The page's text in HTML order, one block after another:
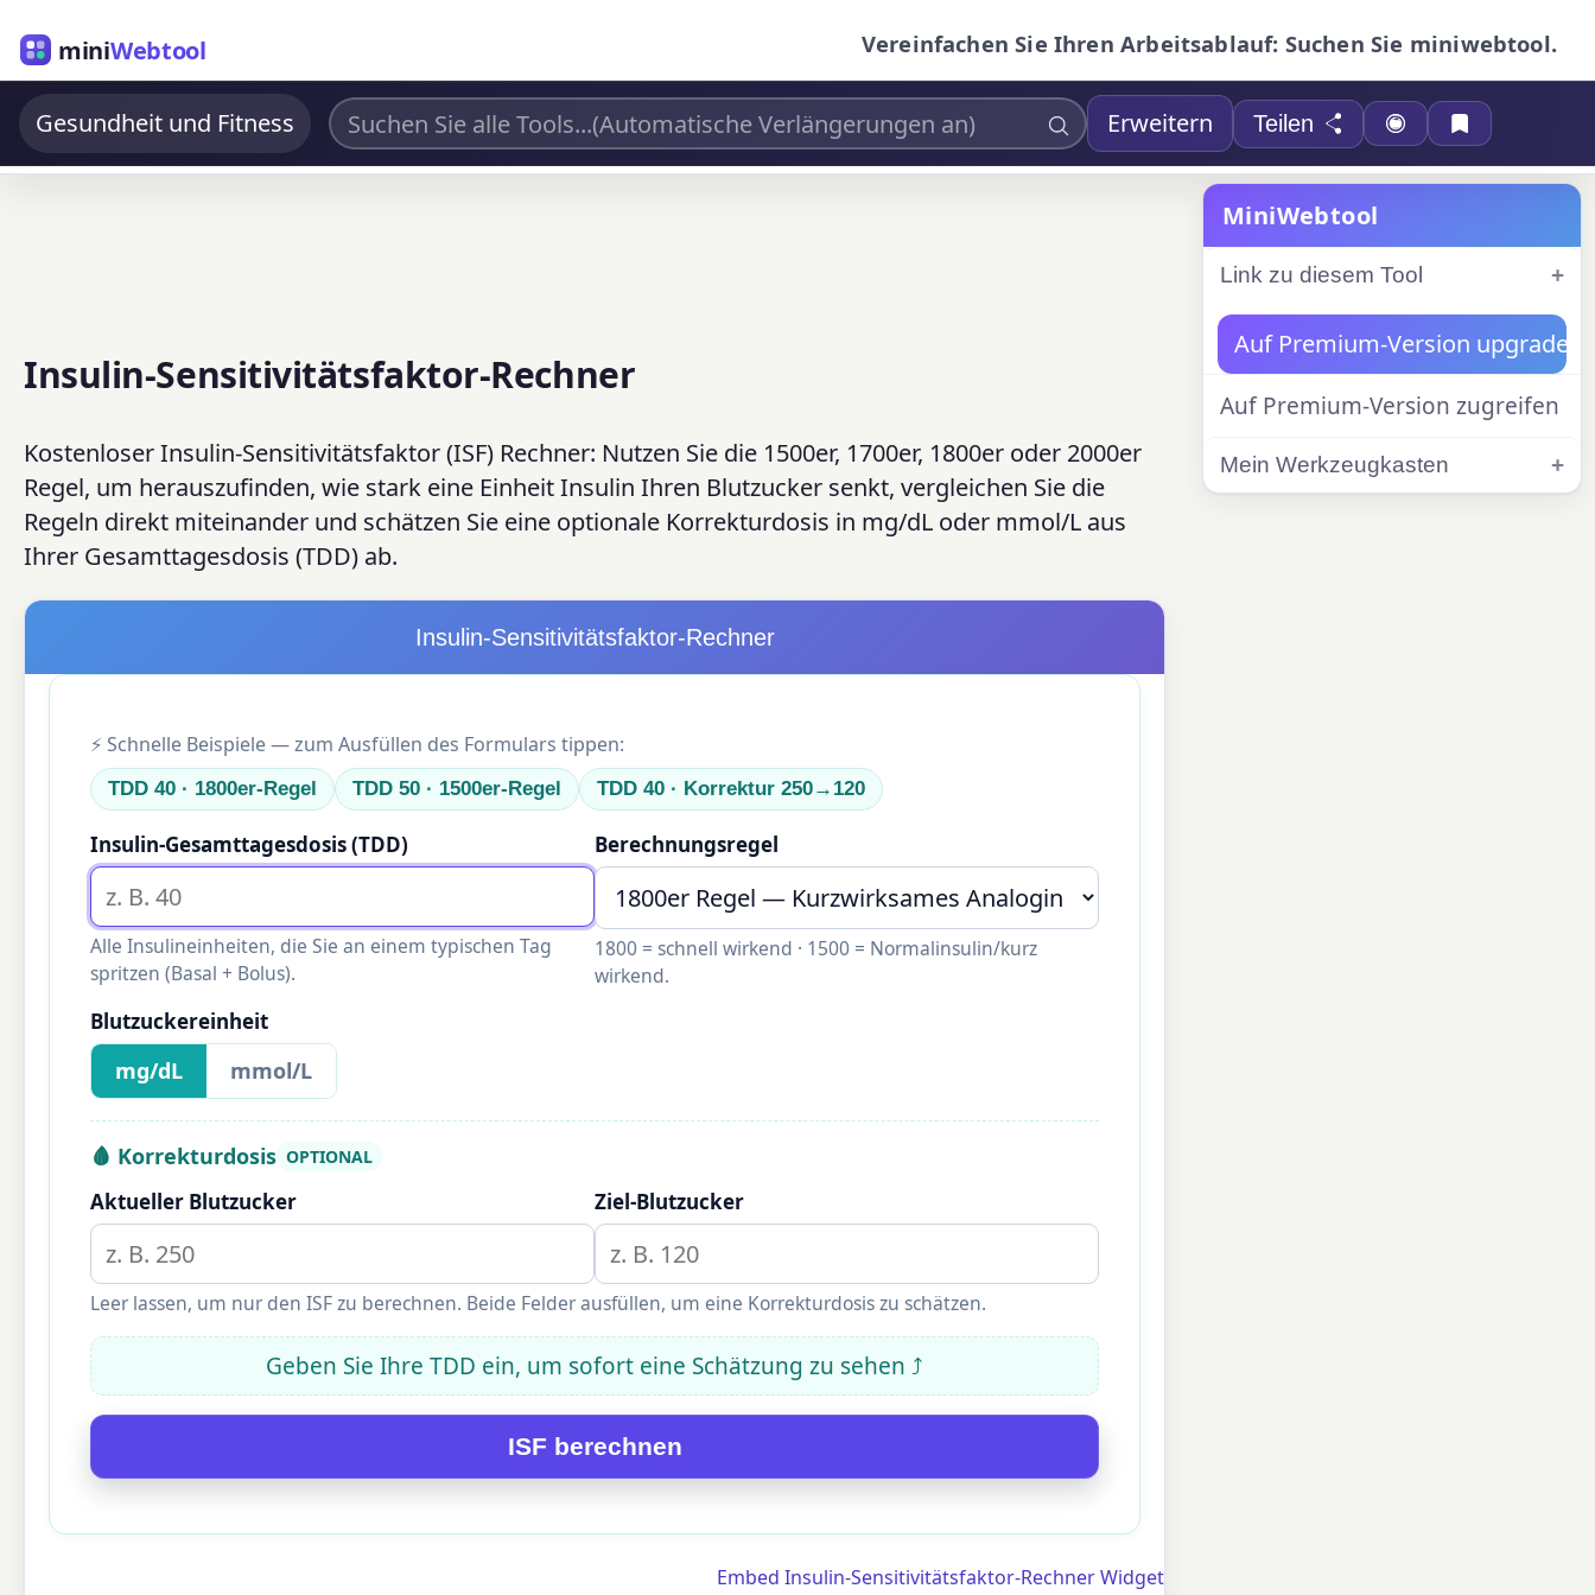
miniWebtool Vereinfachen Sie Ihren Arbeitsablauf: Suchen Sie miniwebtool.
Gesundheit und Fitness Erweitern Teilen
Insulin-Sensitivitätsfaktor-Rechner
Kostenloser Insulin-Sensitivitätsfaktor (ISF) Rechner: Nutzen Sie die 1500er, 1700er, 1800er oder 2000er
Regel, um herauszufinden, wie stark eine Einheit Insulin Ihren Blutzucker senkt, vergleichen Sie die
Regeln direkt miteinander und schätzen Sie eine optionale Korrekturdosis in mg/dL oder mmol/L aus
Ihrer Gesamttagesdosis (TDD) ab.
Insulin-Sensitivitätsfaktor-Rechner
⚡ Schnelle Beispiele — zum Ausfüllen des Formulars tippen:
TDD 40 · 1800er-Regel TDD 50 · 1500er-Regel TDD 40 · Korrektur 250→120
Insulin-Gesamttagesdosis (TDD)
Alle Insulineinheiten, die Sie an einem typischen Tag
spritzen (Basal + Bolus).
Berechnungsregel
1800 = schnell wirkend · 1500 = Normalinsulin/kurz
wirkend.
Blutzuckereinheit
mg/dL mmol/L
🩸 Korrekturdosis OPTIONAL
Aktueller Blutzucker Ziel-Blutzucker
Leer lassen, um nur den ISF zu berechnen. Beide Felder ausfüllen, um eine Korrekturdosis zu schätzen.
Geben Sie Ihre TDD ein, um sofort eine Schätzung zu sehen ⤴
ISF berechnen
Embed Insulin-Sensitivitätsfaktor-Rechner Widget
MiniWebtool
Link zu diesem Tool
Auf Premium-Version upgraden
Auf Premium-Version zugreifen
Mein Werkzeugkasten